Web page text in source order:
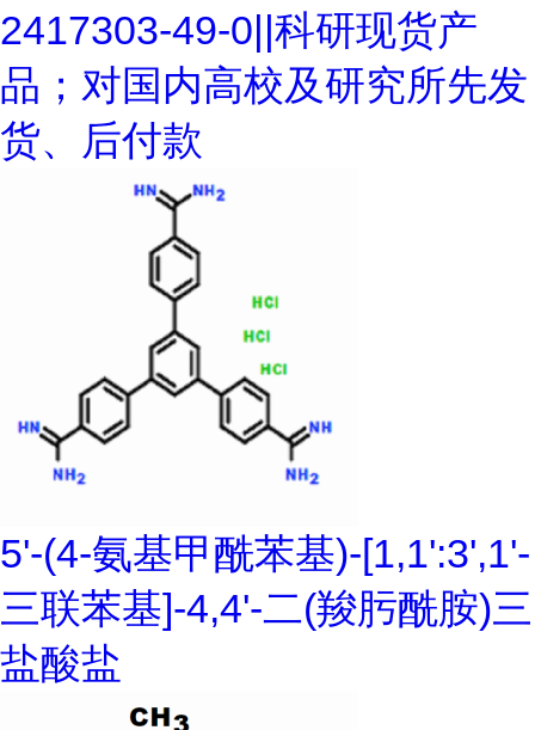
2417303-49-0||科研现货产
品；对国内高校及研究所先发
货、后付款
5'-(4-氨基甲酰苯基)-[1,1':3',1'-
三联苯基]-4,4'-二(羧肟酰胺)三
盐酸盐